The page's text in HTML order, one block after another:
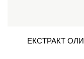
ЕКСТРАКТ